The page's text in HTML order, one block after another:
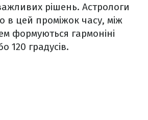
рішень. Астрологи
в цей проміжок часу, між
формуються гармоніні
120 градусів.